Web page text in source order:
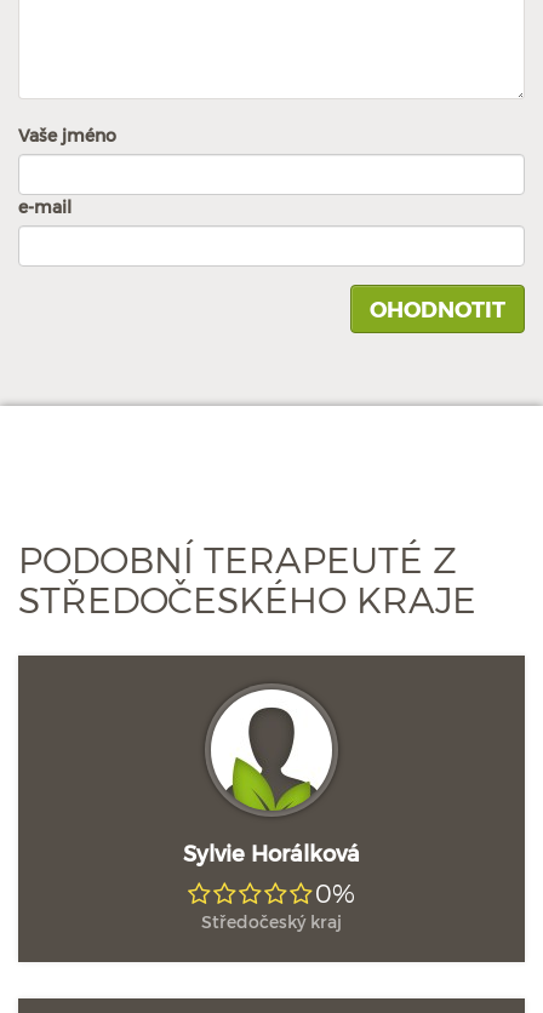
Vaše jméno
e-mail
PODOBNÍ TERAPEUTÉ Z
STŘEDOČESKÉHO KRAJE
Sylvie Horálková
0%
Středočeský kraj